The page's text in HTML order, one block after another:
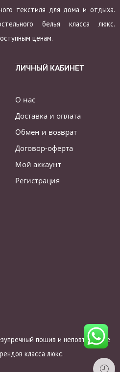
текстиля для дома и отдыха.
белья класса люкс.
ценам.
ЛИЧНЫЙ КАБИНЕТ
О нас
Доставка и оплата
Обмен и возврат
Договор-оферта
Мой аккаунт
Регистрация
пошив и неповторимые
класса люкс.